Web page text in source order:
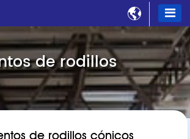

de rodillos
de rodillos cónicos